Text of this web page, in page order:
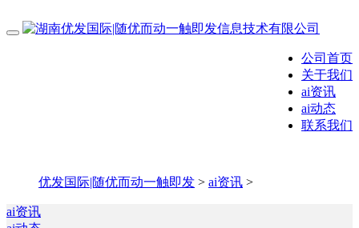
公司首页
关于我们
ai资讯
ai动态
联系我们
优发国际|随优而动一触即发 > ai资讯 >
ai资讯